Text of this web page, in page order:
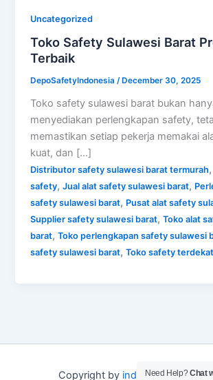
Uncategorized
Toko Safety Sulawesi Barat
Terbaik
DepoSafetyIndonesia/ December 30, 2025
Toko safety sulawesi barat bukan
menyediakan perlengkapan safety,
memastikan setiap pekerja memakai
kuat, dan […]
Distributor safety sulawesi barat termurah
safety,Jual alat safety sulawesi barat,
safety sulawesi barat, Pusat alat safety
Supplier safety sulawesi barat,Toko alat
barat,Toko perlengkapan safety sulawesi
safety sulawesi barat,Toko safety
Copyright by indo depo safety
Need Help?Chat